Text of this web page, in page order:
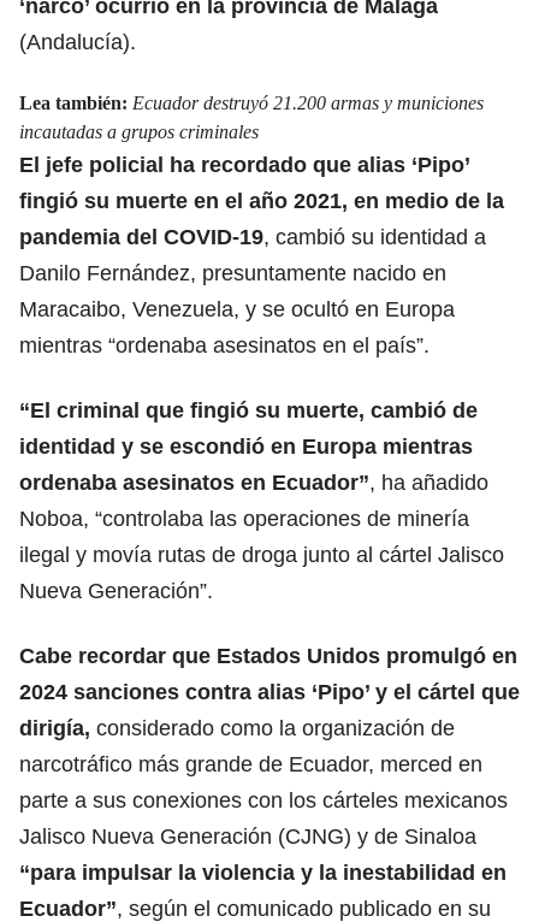
‘narco’ ocurrió en la provincia de Málaga
(Andalucía).
Lea también: Ecuador destruyó 21.200 armas y municiones
incautadas a grupos criminales
El jefe policial ha recordado que alias ‘Pipo’
fingió su muerte en el año 2021, en medio de la
pandemia del COVID-19, cambió su identidad a
Danilo Fernández, presuntamente nacido en
Maracaibo, Venezuela, y se ocultó en Europa
mientras “ordenaba asesinatos en el país”.
“El criminal que fingió su muerte, cambió de
identidad y se escondió en Europa mientras
ordenaba asesinatos en Ecuador”, ha añadido
Noboa, “controlaba las operaciones de minería
ilegal y movía rutas de droga junto al cártel Jalisco
Nueva Generación”.
Cabe recordar que Estados Unidos promulgó en
2024 sanciones contra alias ‘Pipo’ y el cártel que
dirigía, considerado como la organización de
narcotráfico más grande de Ecuador, merced en
parte a sus conexiones con los cárteles mexicanos
Jalisco Nueva Generación (CJNG) y de Sinaloa
“para impulsar la violencia y la inestabilidad en
Ecuador”, según el comunicado publicado en su